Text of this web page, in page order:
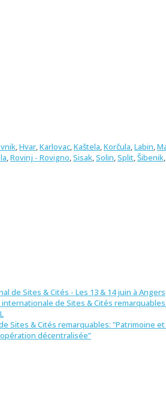
,Hvar,Karlovac,Kaštela,Korčula,Labin,
,Rovinj - Rovigno,Sisak,Solin,Split,Šibenik,
de Sites & Cités - Les 13 & 14 juin à Angers
de Sites & Cités
Sites & Cités remarquables: "Patrimoine
décentralisée”